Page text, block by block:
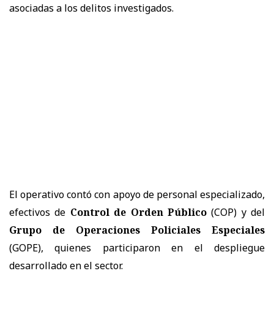
asociadas a los delitos investigados.
El operativo contó con apoyo de personal especializado,
efectivos de Control de Orden Público(COP) y del
Grupo de Operaciones Policiales Especiales
(GOPE), quienes participaron en el despliegue
desarrollado en el sector.